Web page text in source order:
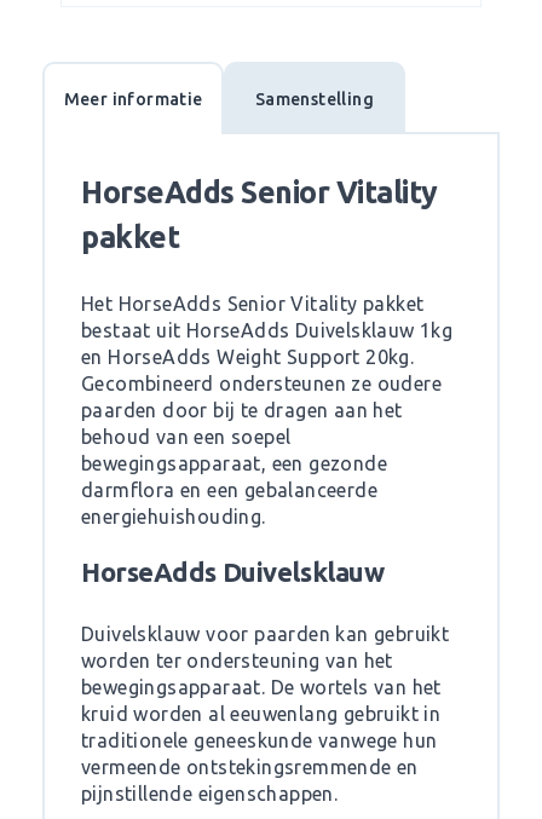
Meer informatie Samenstelling
HorseAdds Senior Vitality
pakket
Het HorseAdds Senior Vitality pakket
bestaat uit HorseAdds Duivelsklauw 1kg
en HorseAdds Weight Support 20kg.
Gecombineerd ondersteunen ze oudere
paarden door bij te dragen aan het
behoud van een soepel
bewegingsapparaat, een gezonde
darmflora en een gebalanceerde
energiehuishouding.
HorseAdds Duivelsklauw
Duivelsklauw voor paarden kan gebruikt
worden ter ondersteuning van het
bewegingsapparaat. De wortels van het
kruid worden al eeuwenlang gebruikt in
traditionele geneeskunde vanwege hun
vermeende ontstekingsremmende en
pijnstillende eigenschappen.